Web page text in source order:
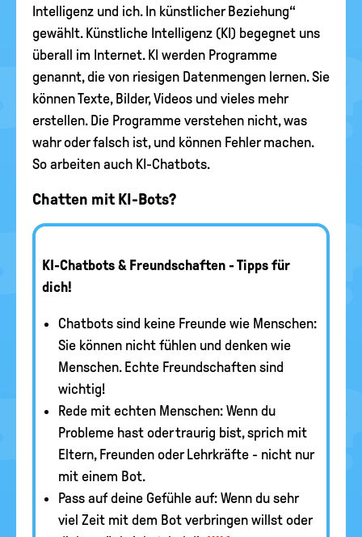
Intelligenz und ich. In künstlicher Beziehung“
gewählt. Künstliche Intelligenz (KI) begegnet uns
überall im Internet. KI werden Programme
genannt, die von riesigen Datenmengen lernen. Sie
können Texte, Bilder, Videos und vieles mehr
erstellen. Die Programme verstehen nicht, was
wahr oder falsch ist, und können Fehler machen.
So arbeiten auch KI-Chatbots.
Chatten mit KI-Bots?
KI-Chatbots & Freundschaften - Tipps für
dich!
Chatbots sind keine Freunde wie Menschen:
Sie können nicht fühlen und denken wie
Menschen. Echte Freundschaften sind
wichtig!
Rede mit echten Menschen: Wenn du
Probleme hast oder traurig bist, sprich mit
Eltern, Freunden oder Lehrkräfte - nicht nur
mit einem Bot.
Pass auf deine Gefühle auf: Wenn du sehr
viel Zeit mit dem Bot verbringen willst oder